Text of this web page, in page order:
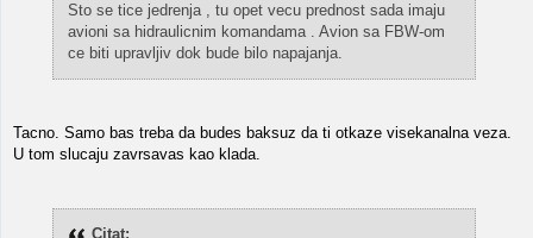
Sto se tice jedrenja , tu opet vecu prednost sada imaju
avioni sa hidraulicnim komandama . Avion sa FBW-om
ce biti upravljiv dok bude bilo napajanja.
Tacno. Samo bas treba da budes baksuz da ti otkaze visekanalna veza.
U tom slucaju zavrsavas kao klada.
Citat: